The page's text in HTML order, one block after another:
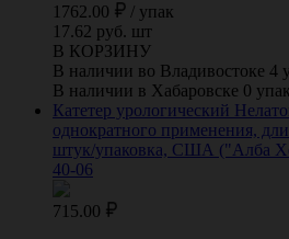
1762.00 / упак
17.62 руб. шт
В КОРЗИНУ
В наличии во Владивостоке 4
В наличии в Хабаровске 0
Катетер урологический
однократного применения,
штук/упаковка, США ("Алба
40-06
715.00